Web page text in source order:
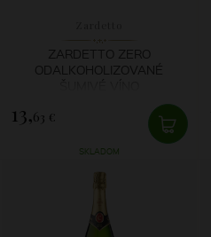
ZARDETTO ZERO
ODALKOHOLIZOVANÉ
13,63 €
SKLADOM